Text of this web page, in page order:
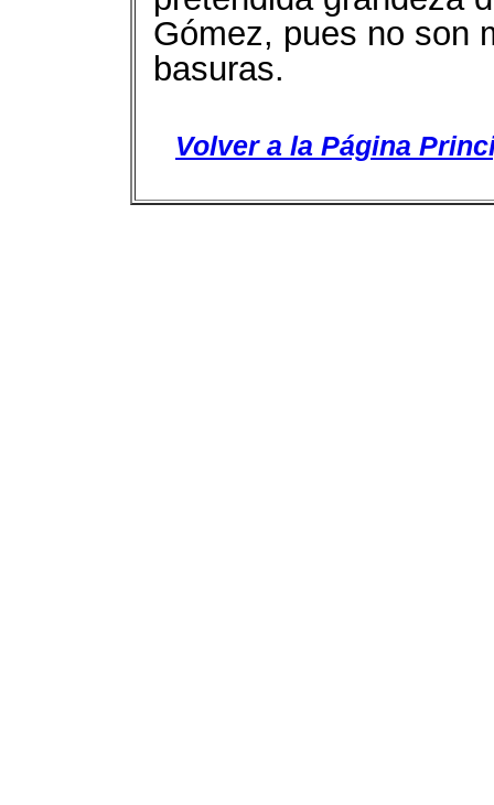
Gómez, pues no son
basuras.
Volver a la Página